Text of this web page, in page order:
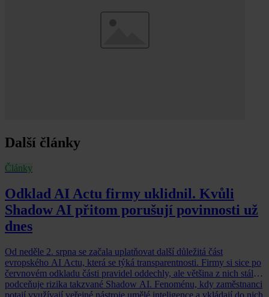
Další články
Články
Odklad AI Actu firmy uklidnil. Kvůli
Shadow AI přitom porušují povinnosti už
dnes
Od neděle 2. srpna se začala uplatňovat další důležitá část
evropského AI Actu, která se týká transparentnosti. Firmy si sice po
červnovém odkladu části pravidel oddechly, ale většina z nich stále
podceňuje rizika takzvané Shadow AI. Fenoménu, kdy zaměstnanci
potají využívají veřejné nástroje umělé inteligence a vkládají do nich